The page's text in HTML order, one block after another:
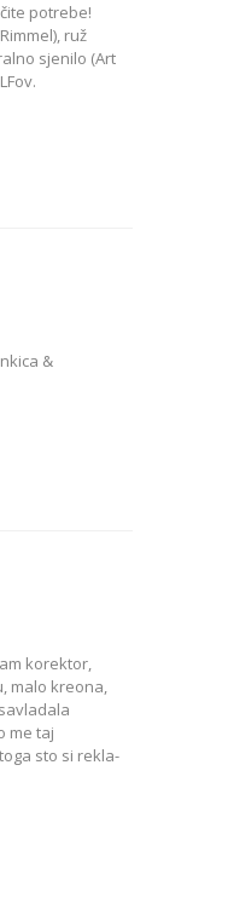
potrebe!
ruž
sjenilo (Art
&
korektor,
malo kreona,
me taj
sto si rekla-